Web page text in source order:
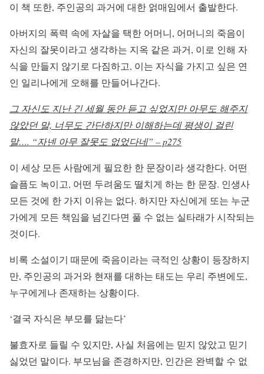
이 책 또한, 주인공의 과거에 대한 얽매임에서 출발한다.
아버지의 폭력 속에 자살을 택한 어머니, 어머니의 죽음이
자신의 잘못이라고 생각하는 지옥 같은 과거, 이로 인해 자
식을 만들지 않기로 다짐하고, 이는 자식을 가지고 싶은 연
인 일리나에게 오해를 만들어나간다.
그 자신도 지난 긴 세월 동안 듣고 싶었지만 아무도 해주지
않았던 말, 너무도 간단하지만 이해하는데 평생이 걸린
말…. “자넨 아무 잘못도 없었다네” – p275
이 세상 모든 사람에게 필요한 한 문장이라 생각한다. 어떤
슬픔도 녹이고, 어떤 두려움도 떨치게 하는 한 문장. 인생사
모든 것에 한 가지 이유는 없다. 하지만 자신에게 또는 누군
가에게 모든 책임을 넘긴다면 풀 수 없는 실타래가 시작되는
것이다.
비록 소설이기 때문에 죽음이라는 극적인 상황이 등장하지
만, 주인공의 과거와 현재를 대하는 태도는 우리 주변에도,
누구에게나 존재하는 상황이다.
‘결국 자식은 부모를 닮는다’
불효자로 들릴 수 있지만, 사실 처음에는 믿지 않았고 믿기
싫었던 말이다. 부모님을 존경하지만, 인간은 완벽할 수 없